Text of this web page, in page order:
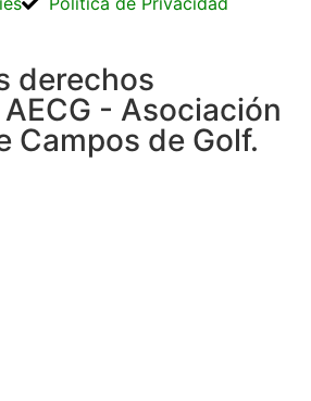
derechos
- Asociación
Campos de Golf.